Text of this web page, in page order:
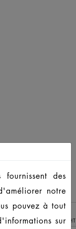
YOU
des
notre
pouvez à tout
sur